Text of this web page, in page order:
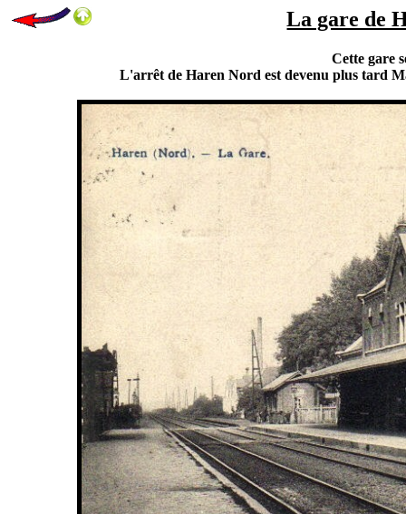
La gare de
Cette gare
L'arrêt de Haren Nord est devenu plus tard